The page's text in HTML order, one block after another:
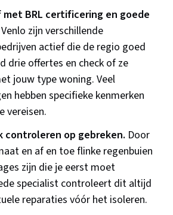
BRL certificering en goede
zijn verschillende
actief die de regio goed
drie offertes en check of ze
jouw type woning. Veel
hebben specifieke kenmerken
vereisen.
controleren op gebreken. Door
en af en toe flinke regenbuien
zijn die je eerst moet
specialist controleert dit altijd
reparaties vóór het isoleren.